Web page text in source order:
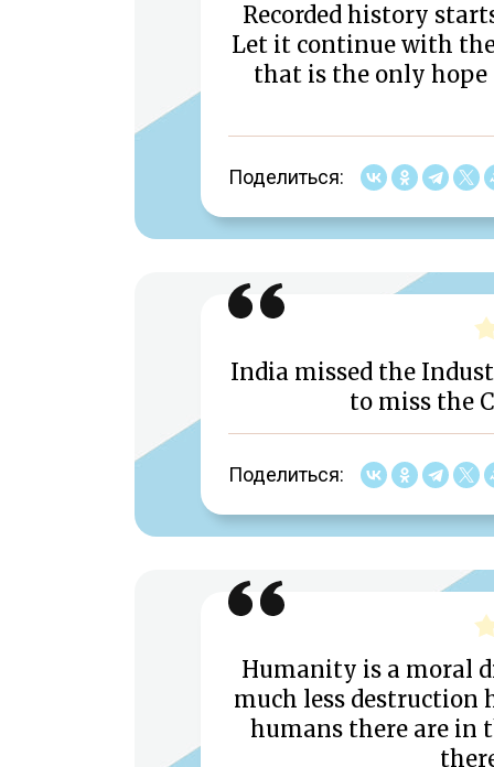
Recorded history
Let it continue with
that is the only
Поделиться:
India missed the
to miss the
Поделиться:
Humanity is a moral
much less destruction
humans there are in